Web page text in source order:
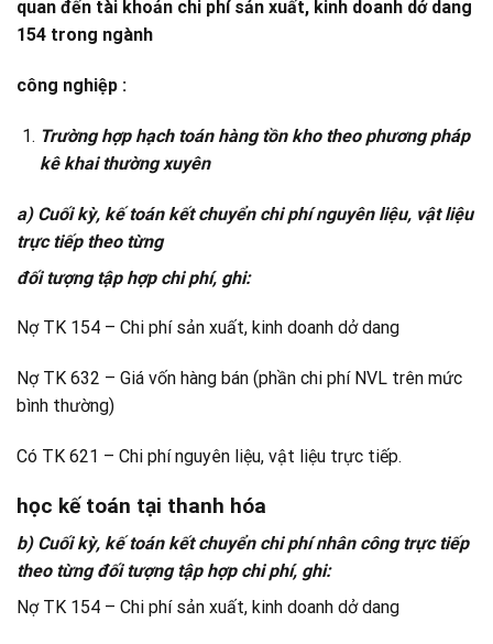
quan đến tài khoản chi phí sản xuất, kinh doanh dở dang
154 trong ngành
công nghiệp :
Trường hợp hạch toán hàng tồn kho theo phương pháp
kê khai thường xuyên
a) Cuối kỳ, kế toán kết chuyển chi phí nguyên liệu, vật liệu
trực tiếp theo từng
đối tượng tập hợp chi phí, ghi:
Nợ TK 154 – Chi phí sản xuất, kinh doanh dở dang
Nợ TK 632 – Giá vốn hàng bán (phần chi phí NVL trên mức
bình thường)
Có TK 621 – Chi phí nguyên liệu, vật liệu trực tiếp.
học kế toán tại thanh hóa
b) Cuối kỳ, kế toán kết chuyển chi phí nhân công trực tiếp
theo từng đối tượng tập hợp chi phí, ghi:
Nợ TK 154 – Chi phí sản xuất, kinh doanh dở dang